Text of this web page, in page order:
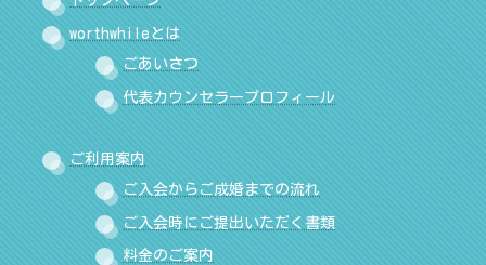
worthwhileとは
ごあいさつ
代表カウンセラープロフィール
ご利用案内
ご入会からご成婚までの流れ
ご入会時にご提出いただく書類
料金のご案内